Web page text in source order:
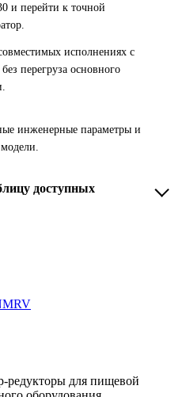
и перейти к точной
исполнениях с
перегруза основного
инженерные параметры и
доступных
редукторы для пищевой